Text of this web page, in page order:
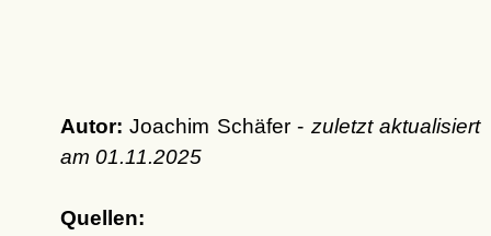
Autor: Joachim Schäfer - zuletzt aktualisiert
am 01.11.2025
Quellen: